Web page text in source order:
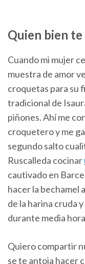
Quien bien
Cuando mi mujer
muestra de amor
croquetas para su
tradicional de
piñones. Ahí me
croquetero y me
segundo salto
Ruscalleda cocinar
cautivado en
hacer la bechamel
de la harina cruda
durante media
Quiero compartir
se te antoja hacer